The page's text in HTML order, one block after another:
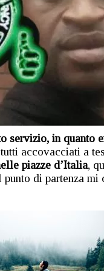
servizio, in quanto
accovacciati a
piazze d’Italia,
di partenza mi